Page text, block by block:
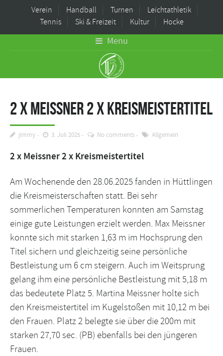
Verein Handball Turnen
Leichtathletik
Tennis
Ski & Freizeit Kultur Hocke
Menu
2 x Meissner 2 x Kreismeistertitel
jimmy 3. Juli 2025 No comments Allgemein
2 x Meissner 2 x Kreismeistertitel
Am Wochenende den 28.06.2025 fanden in Hüttlingen
die Kreismeisterschaften statt. Bei sehr
sommerlichen Temperaturen konnten am Samstag
einige gute Leistungen erzielt werden. Max Meissner
konnte sich mit starken 1,63 m im Hochsprung den
Titel sichern und gleichzeitig seine persönliche
Bestleistung um 6 cm steigern. Auch im Weitsprung
gelang ihm eine persönliche Bestleistung mit 5,18 m
das bedeutete Platz 5. Martina Meissner holte sich
den Kreismeistertitel im Kugelstoßen mit 10,12 m bei
den Frauen. Platz 2 belegte sie über die 200m mit
starken 27,70 sec. (PB) ebenfalls bei den jüngeren
Frauen.